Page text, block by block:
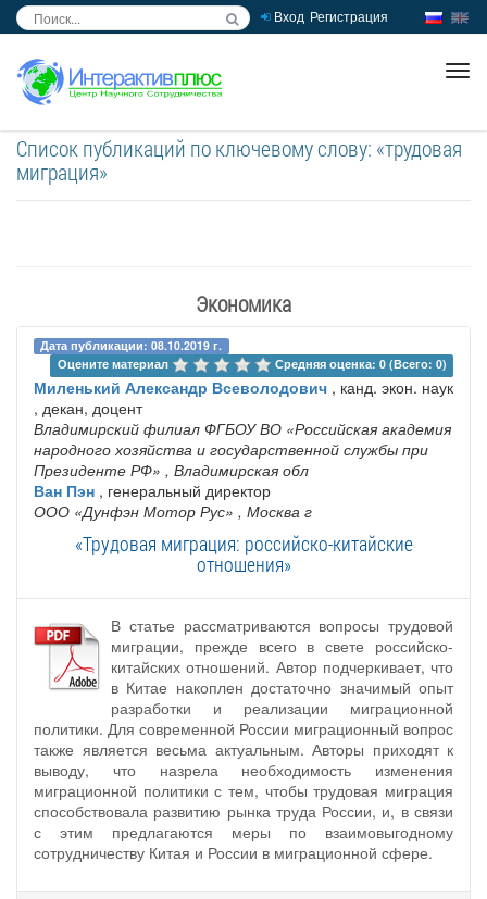
Вход Регистрация
Список публикаций по ключевому слову: «трудовая
миграция»
Экономика
Дата публикации: 08.10.2019 г.
Оцените материал
Средняя оценка: 0 (Всего: 0)
Миленький Александр Всеволодович , канд. экон. наук
, декан, доцент
Владимирский филиал ФГБОУ ВО «Российская академия
народного хозяйства и государственной службы при
Президенте РФ» , Владимирская обл
Ван Пэн , генеральный директор
ООО «Дунфэн Мотор Рус» , Москва г
«Трудовая миграция: российско-китайские
отношения»
В статье рассматриваются вопросы трудовой
миграции, прежде всего в свете российско-
китайских отношений. Автор подчеркивает, что
в Китае накоплен достаточно значимый опыт
разработки и реализации миграционной
политики. Для современной России миграционный вопрос
также является весьма актуальным. Авторы приходят к
выводу, что назрела необходимость изменения
миграционной политики с тем, чтобы трудовая миграция
способствовала развитию рынка труда России, и, в связи
с этим предлагаются меры по взаимовыгодному
сотрудничеству Китая и России в миграционной сфере.